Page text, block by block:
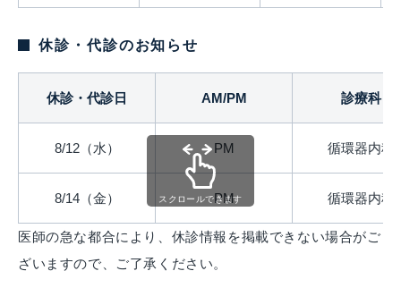
休診・代診のお知らせ
休診・代診日 AM/PM 診療科
8/12（水） PM 循環器内科
8/14（金） PM 循環器内科
医師の急な都合により、休診情報を掲載できない場合がご
ざいますので、ご了承ください。
スクロールできます